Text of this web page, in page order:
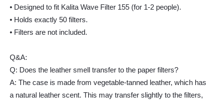
• Designed to fit Kalita Wave Filter 155 (for 1-2 people).
• Holds exactly 50 filters.
• Filters are not included.
Q&A:
Q: Does the leather smell transfer to the paper filters?
A: The case is made from vegetable-tanned leather, which has
a natural leather scent. This may transfer slightly to the filters,